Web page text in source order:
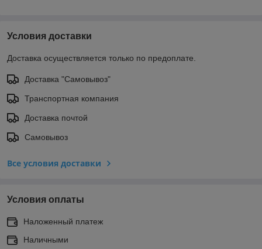
Условия доставки
Доставка осуществляется только по предоплате.
Доставка "Самовывоз"
Транспортная компания
Доставка почтой
Самовывоз
Все условия доставки
Условия оплаты
Наложенный платеж
Наличными